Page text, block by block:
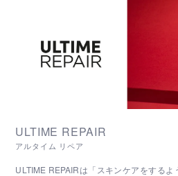
ULTIME REPAIR
アルタイム リペア
ULTIME REPAIRは「スキンケアをする